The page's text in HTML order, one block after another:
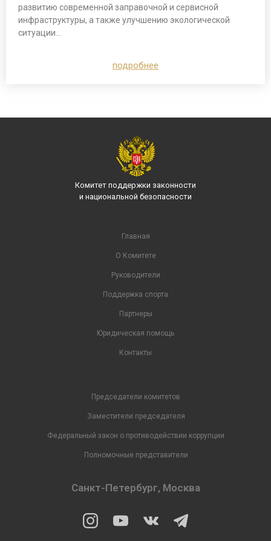
развитию современной заправочной и сервисной
инфраструктуры, а также улучшению экологической
ситуации…
подробнее
Комитет поддержки законности
и национальной безопасности
Главная
О Комитете
Руководители
Поддержка спорта
Партнеры
Юридическая помощь
Контакты
Председатели комитетов
Заместители председателя
Федеральный закон о противодействии коррупции
Полномочные представители
Санкт-Петербург, Москва